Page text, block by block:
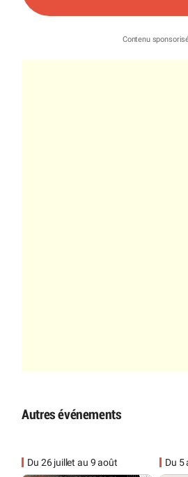
Autres événements
Du 26 juillet au 9 août Du 5